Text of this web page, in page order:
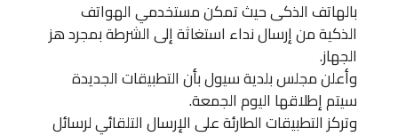
بالهاتف الذكى حيث تمكن مستخدمي الهواتف
الذكية من إرسال نداء استغاثة إلى الشرطة بمجرد هز
الجهاز.
وأعلن مجلس بلدية سيول بأن التطبيقات الجديدة
سيتم إطلاقها اليوم الجمعة.
وتركز التطبيقات الطارئة على الإرسال التلقائي لرسائل